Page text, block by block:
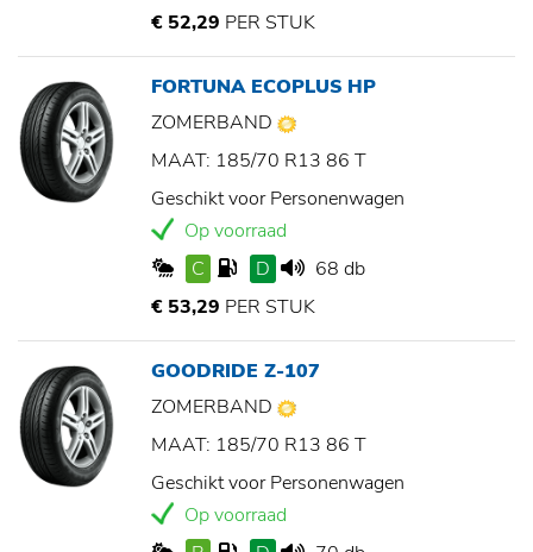
€ 52,29 PER STUK
FORTUNA ECOPLUS HP
ZOMERBAND
MAAT: 185/70 R13 86 T
Geschikt voor Personenwagen
Op voorraad
C
D
68 db
€ 53,29 PER STUK
GOODRIDE Z-107
ZOMERBAND
MAAT: 185/70 R13 86 T
Geschikt voor Personenwagen
Op voorraad